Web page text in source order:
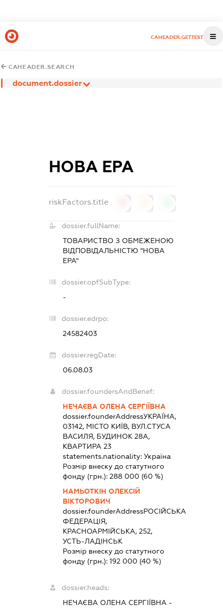
CAHEADER.GETTEST
CAHEADER.SEARCH
document.dossier
НОВА ЕРА
riskFactors.title
dossier.fullName:
ТОВАРИСТВО З ОБМЕЖЕНОЮ
ВІДПОВІДАЛЬНІСТЮ "НОВА
ЕРА"
dossier.opfSubType:
-
dossier.edrpo:
24582403
dossier.regDate:
06.08.03
dossier.foundersAndBenef:
НЕЧАЄВА ОЛЕНА СЕРГІЇВНА
dossier.founderAddressУКРАЇНА,
03142, МІСТО КИЇВ, ВУЛ.СТУСА
ВАСИЛЯ, БУДИНОК 28А,
КВАРТИРА 23
statements.nationality:Україна
Розмір внеску до статутного
фонду (грн.):288 000 (60 %)
НАМЬОТКІН ОЛЕКСІЙ
ВІКТОРОВИЧ
dossier.founderAddressРОСІЙСЬКА
ФЕДЕРАЦІЯ,
КРАСНОАРМІЙСЬКА, 252,
УСТЬ-ЛАДІНСЬК
Розмір внеску до статутного
фонду (грн.):192 000 (40 %)
dossier.heads:
НЕЧАЄВА ОЛЕНА СЕРГІЇВНА -